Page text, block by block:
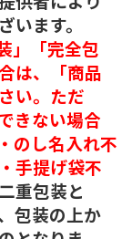
ます。
」「完全包
は、「商品
い。ただ
きない場合
のし名入れ不
手提げ袋不
二重包装と
包装の上か